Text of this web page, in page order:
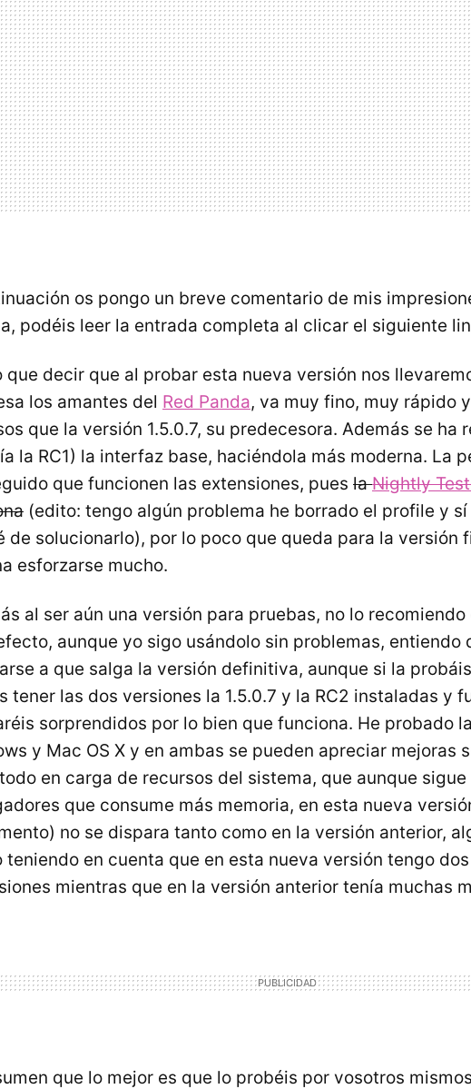
os pongo un breve comentario de mis
podéis leer la entrada completa al clicar el siguiente
que decir que al probar esta nueva versión nos
los amantes del Red Panda, va muy fino, muy rápido
que la versión 1.5.0.7, su predecesora. Además se ha
la RC1) la interfaz base, haciéndola más moderna. La
que funcionen las extensiones, pues laNightly
(edito: tengo algún problema he borrado el profile y
de solucionarlo), por lo poco que queda para la versión
esforzarse mucho.
al ser aún una versión para pruebas, no lo
aunque yo sigo usándolo sin problemas, entiendo
a que salga la versión definitiva, aunque si la
tener las dos versiones la 1.5.0.7 y la RC2 instaladas y
sorprendidos por lo bien que funciona. He probado
y Mac OS X y en ambas se pueden apreciar mejoras
en carga de recursos del sistema, que aunque
que consume más memoria, en esta nueva
no se dispara tanto como en la versión anterior,
teniendo en cuenta que en esta nueva versión tengo
mientras que en la versión anterior tenía muchas
que lo mejor es que lo probéis por vosotros